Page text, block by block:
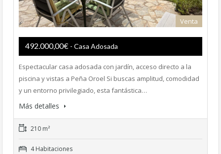
Venta
492.000,00€ - Casa Adosada
Espectacular casa adosada con jardín, acceso directo a la
piscina y vistas a Peña Oroel Si buscas amplitud, comodidad
y un entorno privilegiado, esta fantástica…
Más detalles
210 m²
4 Habitaciones